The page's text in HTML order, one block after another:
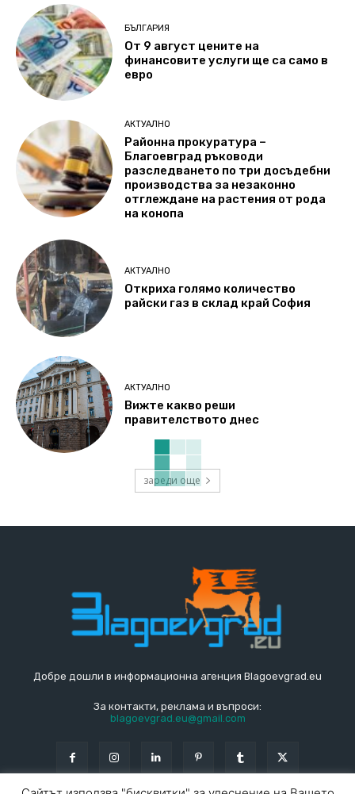
БЪЛГАРИЯ
От 9 август цените на
финансовите услуги ще са само в
евро
АКТУАЛНО
Районна прокуратура –
Благоевград ръководи
разследването по три досъдебни
производства за незаконно
отглеждане на растения от рода
на конопа
АКТУАЛНО
Откриха голямо количество
райски газ в склад край София
АКТУАЛНО
Вижте какво реши
правителството днес
зареди още
Добре дошли в информационна агенция Blagoevgrad.eu
За контакти, реклама и въпроси:
blagoevgrad.eu@gmail.com